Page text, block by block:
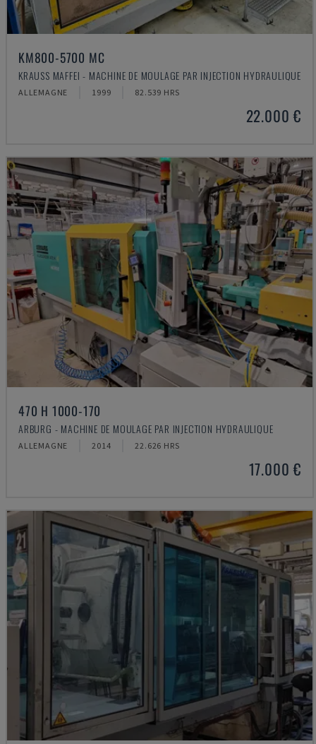
KM800-5700 MC
KRAUSS MAFFEI - MACHINE DE MOULAGE PAR INJECTION HYDRAULIQUE
ALLEMAGNE 1999 82.539 HRS
22.000 €
470 H 1000-170
ARBURG - MACHINE DE MOULAGE PAR INJECTION HYDRAULIQUE
ALLEMAGNE 2014 22.626 HRS
17.000 €